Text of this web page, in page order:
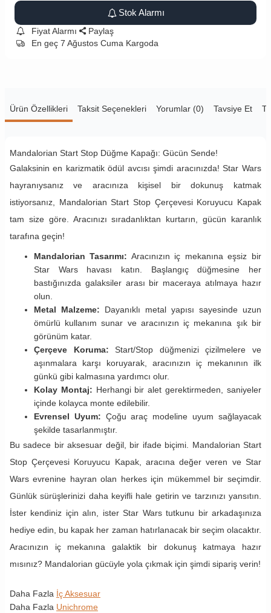
Stok Alarmı
Fiyat Alarmı
Paylaş
En geç 7 Ağustos Cuma Kargoda
Ürün Özellikleri Taksit Seçenekleri Yorumlar (0) Tavsiye Et
Mandalorian Start Stop Düğme Kapağı: Gücün Sende!
Galaksinin en karizmatik ödül avcısı şimdi aracınızda! Star Wars
hayranıysanız ve aracınıza kişisel bir dokunuş katmak
istiyorsanız, Mandalorian Start Stop Çerçevesi Koruyucu Kapak
tam size göre. Aracınızı sıradanlıktan kurtarın, gücün karanlık
tarafına geçin!
Mandalorian Tasarımı: Aracınızın iç mekanına eşsiz bir
Star Wars havası katın. Başlangıç düğmesine her
bastığınızda galaksiler arası bir maceraya atılmaya hazır
olun.
Metal Malzeme: Dayanıklı metal yapısı sayesinde uzun
ömürlü kullanım sunar ve aracınızın iç mekanına şık bir
görünüm katar.
Çerçeve Koruma: Start/Stop düğmenizi çizilmelere ve
aşınmalara karşı koruyarak, aracınızın iç mekanının ilk
günkü gibi kalmasına yardımcı olur.
Kolay Montaj: Herhangi bir alet gerektirmeden, saniyeler
içinde kolayca monte edilebilir.
Evrensel Uyum: Çoğu araç modeline uyum sağlayacak
şekilde tasarlanmıştır.
Bu sadece bir aksesuar değil, bir ifade biçimi. Mandalorian Start
Stop Çerçevesi Koruyucu Kapak, aracına değer veren ve Star
Wars evrenine hayran olan herkes için mükemmel bir seçimdir.
Günlük sürüşlerinizi daha keyifli hale getirin ve tarzınızı yansıtın.
İster kendiniz için alın, ister Star Wars tutkunu bir arkadaşınıza
hediye edin, bu kapak her zaman hatırlanacak bir seçim olacaktır.
Aracınızın iç mekanına galaktik bir dokunuş katmaya hazır
mısınız? Mandalorian gücüyle yola çıkmak için şimdi sipariş verin!
Daha Fazla İç Aksesuar
Daha Fazla Unichrome